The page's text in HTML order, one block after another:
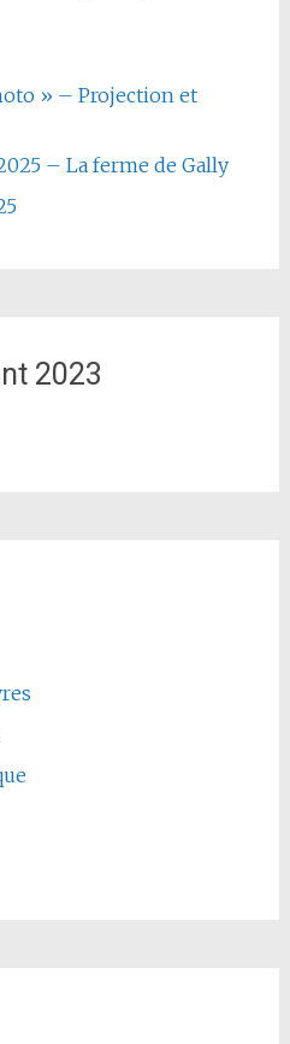
» – Projection et
– La ferme de Gally
2023